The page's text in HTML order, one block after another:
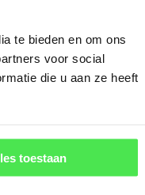
te bieden en om ons
voor social
die u aan ze heeft
toestaan